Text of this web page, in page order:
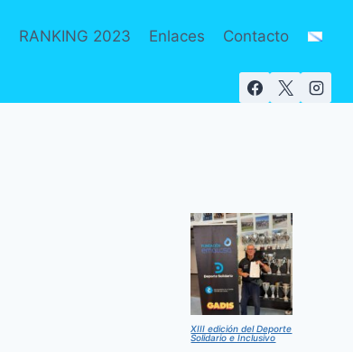
RANKING 2023 Enlaces Contacto
XIII edición del Deporte
Solidario e Inclusivo